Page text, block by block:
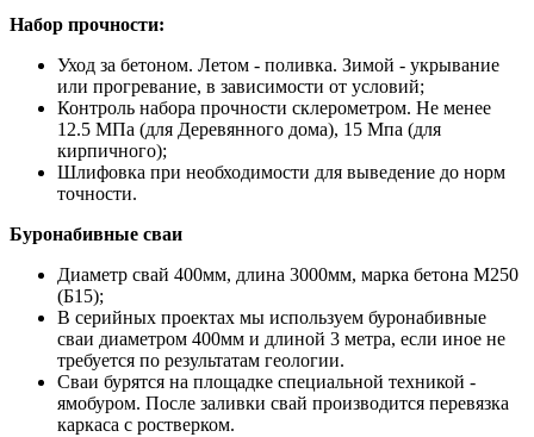
Набор прочности:
Уход за бетоном. Летом - поливка. Зимой - укрывание
или прогревание, в зависимости от условий;
Контроль набора прочности склерометром. Не менее
12.5 МПа (для Деревянного дома), 15 Мпа (для
кирпичного);
Шлифовка при необходимости для выведение до норм
точности.
Буронабивные сваи
Диаметр свай 400мм, длина 3000мм, марка бетона М250
(Б15);
В серийных проектах мы используем буронабивные
сваи диаметром 400мм и длиной 3 метра, если иное не
требуется по результатам геологии.
Сваи бурятся на площадке специальной техникой -
ямобуром. После заливки свай производится перевязка
каркаса с ростверком.